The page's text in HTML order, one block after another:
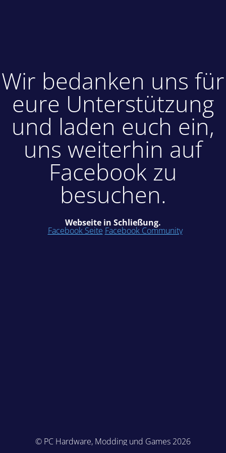
Wir bedanken uns für
eure Unterstützung
und laden euch ein,
uns weiterhin auf
Facebook zu
besuchen.
Webseite in Schließung.
Facebook Seite Facebook Community
© PC Hardware, Modding und Games 2026